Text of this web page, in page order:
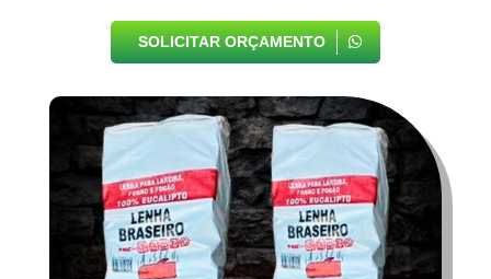
SOLICITAR ORÇAMENTO